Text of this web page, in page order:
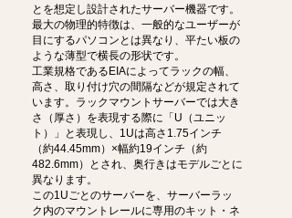
とを想定し設計されたサーバー機器です。
最大の物理的特徴は、一般的なユーザーが
目にするパソコンとは異なり、平たい板の
ような薄型で横長の形状です。
工業規格であるEIAによってラックの幅、
高さ、取り付け穴の間隔などが規定されて
います。ラックマウントサーバーでは大き
さ（厚さ）を表現する際に「U（ユニッ
ト）」と表現し、1Uは高さ1.75インチ
（約44.45mm）×幅約19インチ（約
482.6mm）とされ、奥行きはモデルごとに
異なります。
この1Uごとのサーバーを、サーバーラッ
ク内のマウントレールに専用のキット・ネ